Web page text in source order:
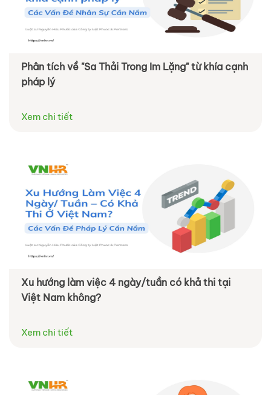
Phân tích về "Sa Thải Trong Im Lặng" từ khía cạnh
pháp lý
Xem chi tiết
Xu hướng làm việc 4 ngày/tuần có khả thi tại
Việt Nam không?
Xem chi tiết